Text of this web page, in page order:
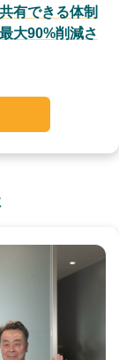
有できる体制
大90%削減さ